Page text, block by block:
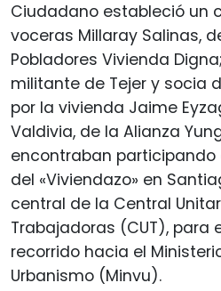
Ciudadano estableció un
voceras Millaray Salinas,
Pobladores Vivienda
militante de Tejer y socia
por la vivienda Jaime
Valdivia, de la Alianza
encontraban participando
del «Viviendazo» en
central de la Central
Trabajadoras (CUT), para
recorrido hacia el
Urbanismo (Minvu).